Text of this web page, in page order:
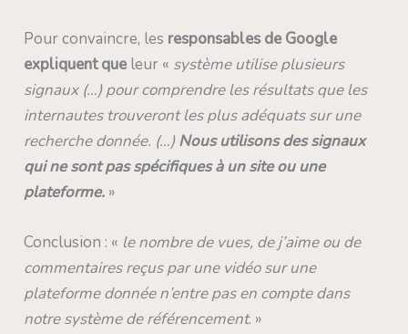
Pour convaincre, les responsables de Google
expliquent que leur « système utilise plusieurs
signaux (…) pour comprendre les résultats que les
internautes trouveront les plus adéquats sur une
recherche donnée. (…) Nous utilisons des signaux
qui ne sont pas spécifiques à un site ou une
plateforme. »
Conclusion : « le nombre de vues, de j’aime ou de
commentaires reçus par une vidéo sur une
plateforme donnée n’entre pas en compte dans
notre système de référencement. »